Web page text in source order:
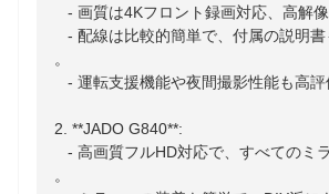
。
2. **JADO G840**:
。